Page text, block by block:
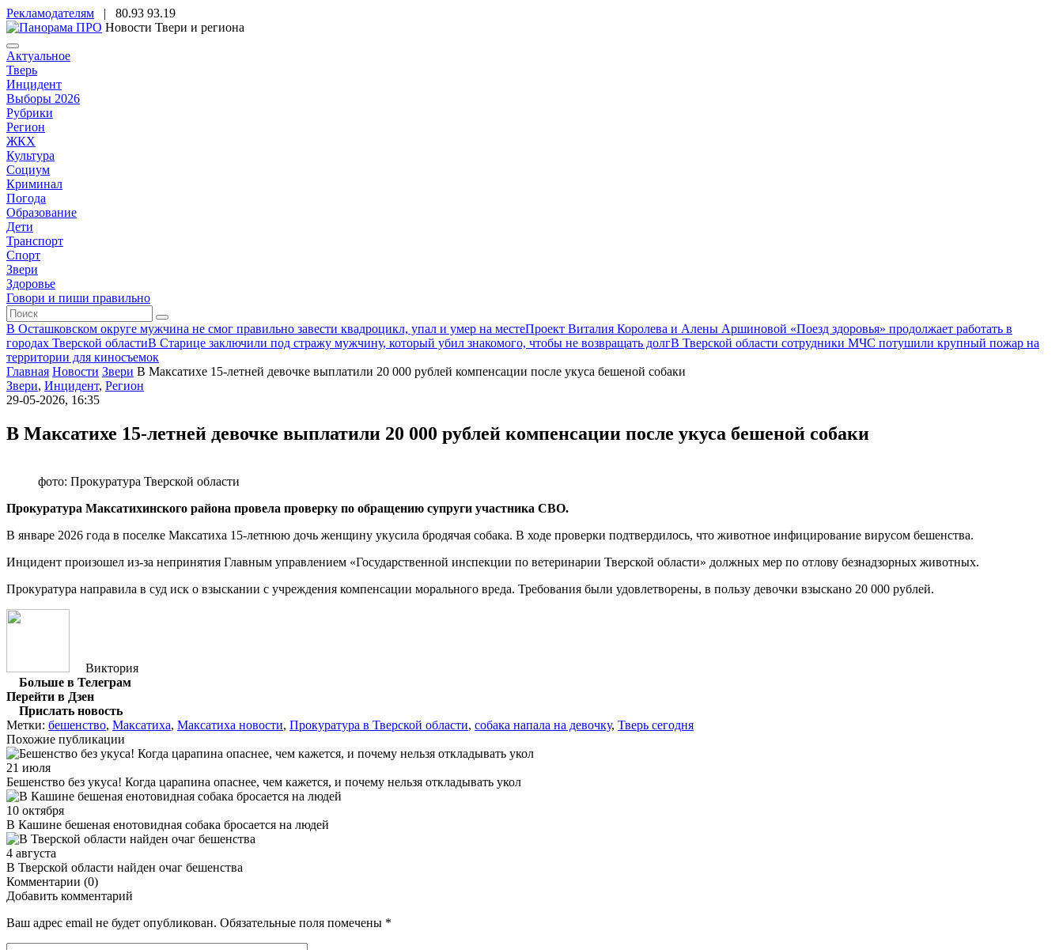
Рекламодателям | 80.93 93.19
Новости Твери и региона
Актуальное
Тверь
Инцидент
Выборы 2026
Рубрики
Регион
ЖКХ
Культура
Социум
Криминал
Погода
Образование
Дети
Транспорт
Спорт
Звери
Здоровье
Говори и пиши правильно
В Осташковском округе мужчина не смог правильно завести квадроцикл, упал и умер на местеПроект Виталия Королева и Алены Аршиновой «Поезд здоровья» продолжает работать в
городах Тверской областиВ Старице заключили под стражу мужчину, который убил знакомого, чтобы не возвращать долгВ Тверской области сотрудники МЧС потушили крупный пожар на
территории для киносъемок
Главная Новости Звери В Максатихе 15-летней девочке выплатили 20 000 рублей компенсации после укуса бешеной собаки
Звери, Инцидент, Регион
29-05-2026, 16:35
В Максатихе 15-летней девочке выплатили 20 000 рублей компенсации после укуса бешеной собаки
фото: Прокуратура Тверской области
Прокуратура Максатихинского района провела проверку по обращению супруги участника СВО.
В январе 2026 года в поселке Максатиха 15-летнюю дочь женщину укусила бродячая собака. В ходе проверки подтвердилось, что животное инфицирование вирусом бешенства.
Инцидент произошел из-за непринятия Главным управлением «Государственной инспекции по ветеринарии Тверской области» должных мер по отлову безнадзорных животных.
Прокуратура направила в суд иск о взыскании с учреждения компенсации морального вреда. Требования были удовлетворены, в пользу девочки взыскано 20 000 рублей.
Виктория
Больше в Телеграм
Перейти в Дзен
Прислать новость
Метки: бешенство, Максатиха, Максатиха новости, Прокуратура в Тверской области, собака напала на девочку, Тверь сегодня
Похожие публикации
21 июля
Бешенство без укуса! Когда царапина опаснее, чем кажется, и почему нельзя откладывать укол
10 октября
В Кашине бешеная енотовидная собака бросается на людей
4 августа
В Тверской области найден очаг бешенства
Комментарии (0)
Добавить комментарий
Ваш адрес email не будет опубликован. Обязательные поля помечены *